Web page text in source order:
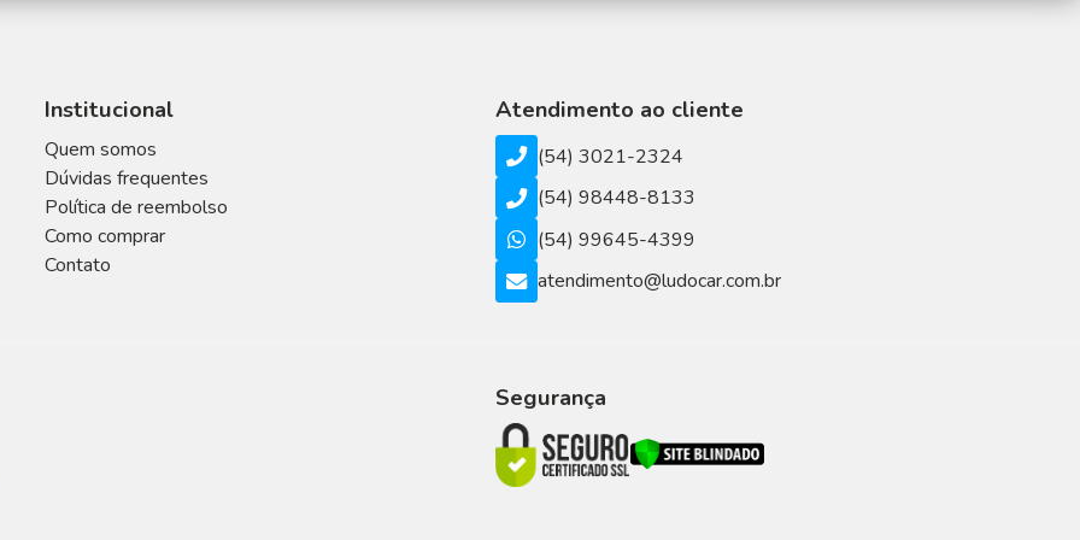
Institucional
Quem somos
Dúvidas frequentes
Política de reembolso
Como comprar
Contato
Atendimento ao cliente
(54) 3021-2324
(54) 98448-8133
(54) 99645-4399
atendimento@ludocar.com.br
Segurança